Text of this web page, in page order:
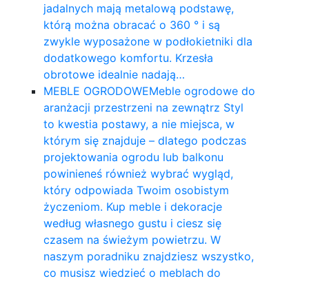
jadalnych mają metalową podstawę,
którą można obracać o 360 ° i są
zwykle wyposażone w podłokietniki dla
dodatkowego komfortu. Krzesła
obrotowe idealnie nadają…
MEBLE OGRODOWEMeble ogrodowe do
aranżacji przestrzeni na zewnątrz Styl
to kwestia postawy, a nie miejsca, w
którym się znajduje – dlatego podczas
projektowania ogrodu lub balkonu
powinieneś również wybrać wygląd,
który odpowiada Twoim osobistym
życzeniom. Kup meble i dekoracje
według własnego gustu i ciesz się
czasem na świeżym powietrzu. W
naszym poradniku znajdziesz wszystko,
co musisz wiedzieć o meblach do